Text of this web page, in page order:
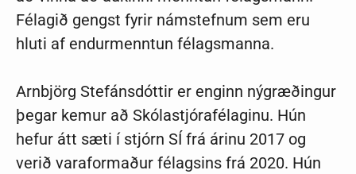
Félagið gengst fyrir námstefnum sem eru
hluti af endurmenntun félagsmanna.
Arnbjörg Stefánsdóttir er enginn nýgræðingur
þegar kemur að Skólastjórafélaginu. Hún
hefur átt sæti í stjórn SÍ frá árinu 2017 og
verið varaformaður félagsins frá 2020. Hún